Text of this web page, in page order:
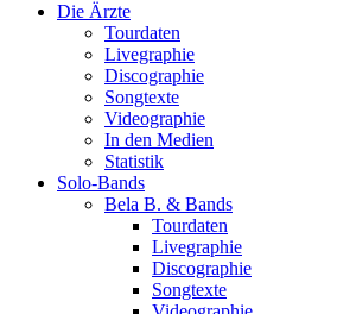
Die Ärzte
Tourdaten
Livegraphie
Discographie
Songtexte
Videographie
In den Medien
Statistik
Solo-Bands
Bela B. & Bands
Tourdaten
Livegraphie
Discographie
Songtexte